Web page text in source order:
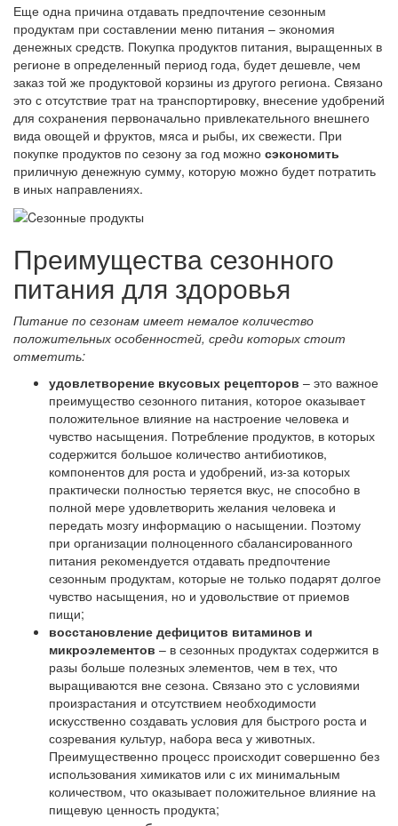
Еще одна причина отдавать предпочтение сезонным
продуктам при составлении меню питания – экономия
денежных средств. Покупка продуктов питания, выращенных в
регионе в определенный период года, будет дешевле, чем
заказ той же продуктовой корзины из другого региона. Связано
это с отсутствие трат на транспортировку, внесение удобрений
для сохранения первоначально привлекательного внешнего
вида овощей и фруктов, мяса и рыбы, их свежести. При
покупке продуктов по сезону за год можно сэкономить
приличную денежную сумму, которую можно будет потратить
в иных направлениях.
Преимущества сезонного
питания для здоровья
Питание по сезонам имеет немалое количество
положительных особенностей, среди которых стоит
отметить:
удовлетворение вкусовых рецепторов – это важное
преимущество сезонного питания, которое оказывает
положительное влияние на настроение человека и
чувство насыщения. Потребление продуктов, в которых
содержится большое количество антибиотиков,
компонентов для роста и удобрений, из-за которых
практически полностью теряется вкус, не способно в
полной мере удовлетворить желания человека и
передать мозгу информацию о насыщении. Поэтому
при организации полноценного сбалансированного
питания рекомендуется отдавать предпочтение
сезонным продуктам, которые не только подарят долгое
чувство насыщения, но и удовольствие от приемов
пищи;
восстановление дефицитов витаминов и
микроэлементов – в сезонных продуктах содержится в
разы больше полезных элементов, чем в тех, что
выращиваются вне сезона. Связано это с условиями
произрастания и отсутствием необходимости
искусственно создавать условия для быстрого роста и
созревания культур, набора веса у животных.
Преимущественно процесс происходит совершенно без
использования химикатов или с их минимальным
количеством, что оказывает положительное влияние на
пищевую ценность продукта;